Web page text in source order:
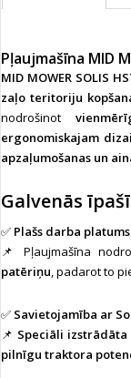
Pļaujmašīna MID
MID MOWER SOLIS
zaļo teritoriju
nodrošinot
ergonomiskajam
apzaļumošanas un
Galvenās
✅ Plašs darba
📌 Pļaujmašīna
patēriņu, padarot to
✅ Savietojamība ar
📌 Speciāli izstrādāta
pilnīgu traktora